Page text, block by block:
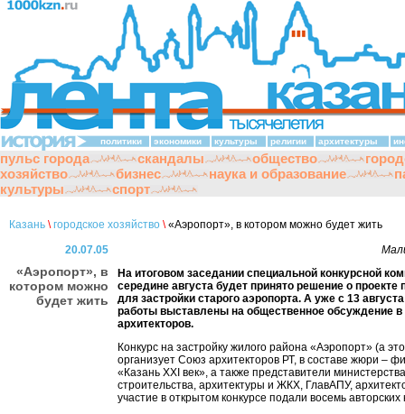
политики экономики культуры религии архитектуры
пульс города скандалы общество
хозяйство
бизнес наука и образование
культуры
спорт
Казань \ городское хозяйство \«Аэропорт», в котором можно будет жить
20.07.05
«Аэропорт», в
котором можно
будет жить
На итоговом заседании специальной конкурсной
середине августа будет принято решение о проекте
для застройки старого аэропорта. А уже с 13
работы выставлены на общественное обсуждение
архитекторов.
Конкурс на застройку жилого района «Аэропорт» (а
организует Союз архитекторов РТ, в составе жюри –
«Казань XXI век», а также представители министерства
строительства, архитектуры и ЖКХ, ГлавАПУ,
участие в открытом конкурсе подали восемь авторских